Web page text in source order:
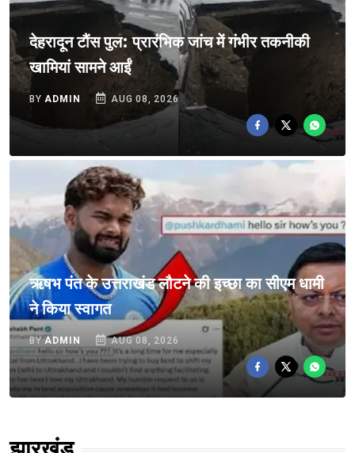
देहरादून टौंस पुल: प्रारंभिक जांच में गंभीर तकनीकी
खामियां सामने आईं
BYADMIN AUG 08, 2026
ऋषभ पंत के उत्तराखंड लौटने की इच्छा का सीएम धामी
ने किया स्वागत
BYADMIN AUG 08, 2026